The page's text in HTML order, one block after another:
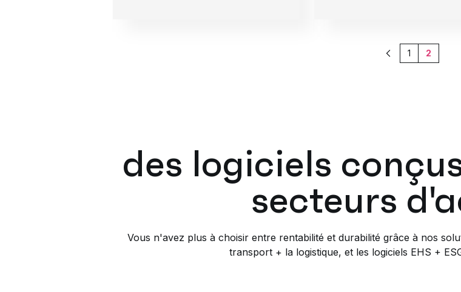
Précédent
1 2
des logiciels
secteurs
Vous n'avez plus à choisir entre rentabilité et durabilité grâce à nos
transport + la logistique, et les logiciels EHS +